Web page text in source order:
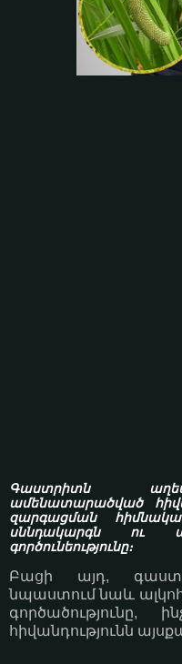
Գաստրիտն
ամենատարածված
զարգացման
սննդակարգն ու
գործունեությունը։
Բացի այդ,
նպաստում նաև
հիվանդությունն